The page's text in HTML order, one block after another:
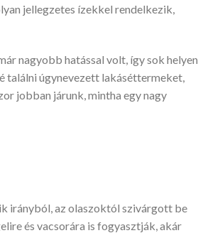
jellegzetes ízekkel rendelkezik,
nagyobb hatással volt, így sok helyen
találni úgynevezett lakáséttermeket,
jobban járunk, mintha egy nagy
irányból, az olaszoktól szivárgott be
és vacsorára is fogyasztják, akár